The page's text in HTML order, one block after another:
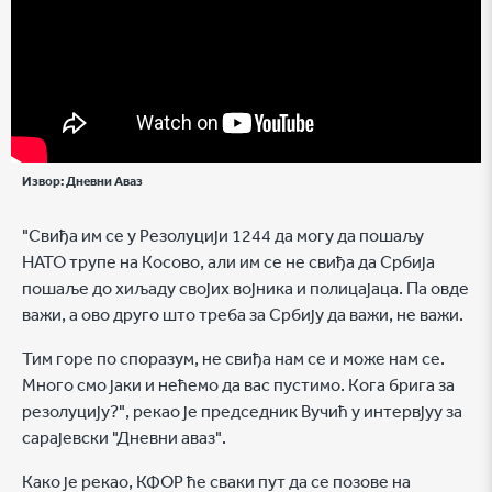
Извор: Дневни Аваз
"Свиђа им се у Резолуцији 1244 да могу да пошаљу
НАТО трупе на Косово, али им се не свиђа да Србија
пошаље до хиљаду својих војника и полицајаца. Па овде
важи, а ово друго што треба за Србију да важи, не важи.
Тим горе по споразум, не свиђа нам се и може нам се.
Много смо јаки и нећемо да вас пустимо. Кога брига за
резолуцију?", рекао је председник Вучић у интервјуу за
сарајевски "Дневни аваз".
Како је рекао, КФОР ће сваки пут да се позове на